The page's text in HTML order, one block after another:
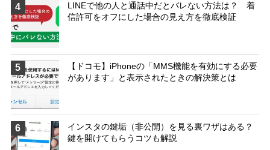
4
LINEで他の人と通話中だとバレない方法は？ 着
信許可をオフにした場合の見え方を徹底検証
5
【ドコモ】iPhoneの「MMS機能を有効にする必要
があります」と表示されたときの解決策とは
6
インスタの鍵垢（非公開）を見る裏ワザはある？
鍵を開けてもらうコツも解説